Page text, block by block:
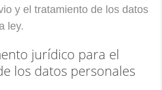
y el tratamiento de los datos
ley.
jurídico para el
los datos personales